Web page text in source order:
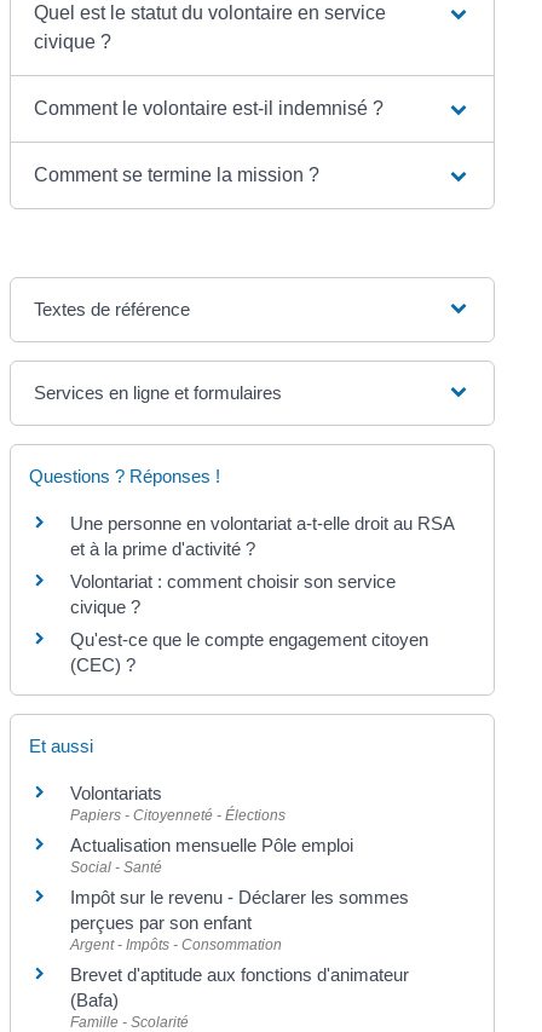
Quel est le statut du volontaire en service
civique ?
Comment le volontaire est-il indemnisé ?
Comment se termine la mission ?
Textes de référence
Services en ligne et formulaires
Questions ? Réponses !
Une personne en volontariat a-t-elle droit au RSA
et à la prime d'activité ?
Volontariat : comment choisir son service
civique ?
Qu'est-ce que le compte engagement citoyen
(CEC) ?
Et aussi
Volontariats
Papiers - Citoyenneté - Élections
Actualisation mensuelle Pôle emploi
Social - Santé
Impôt sur le revenu - Déclarer les sommes
perçues par son enfant
Argent - Impôts - Consommation
Brevet d'aptitude aux fonctions d'animateur
(Bafa)
Famille - Scolarité